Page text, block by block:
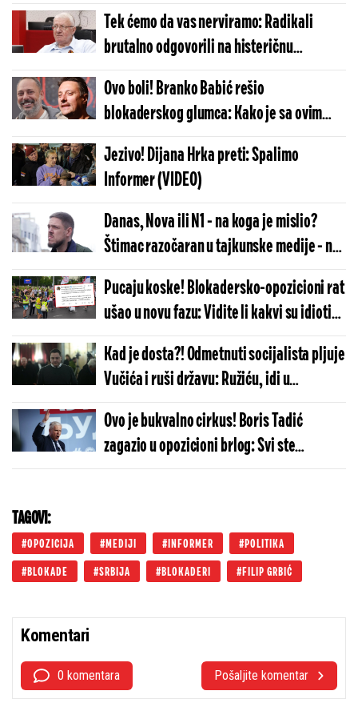
čoveku maramicu (VIDEO)
Tek ćemo da vas nerviramo: Radikali
brutalno odgovorili na histeričnu
kampanju N1 (VIDEO)
Ovo boli! Branko Babić rešio
blokaderskog glumca: Kako je sa ovim
mozgom uspeo da završi osnovnu školu
(VIDEO)
Jezivo! Dijana Hrka preti: Spalimo
Informer (VIDEO)
Danas, Nova ili N1 - na koga je mislio?
Štimac razočaran u tajkunske medije - ne
ulivaju mu poverenje
Pucaju koske! Blokadersko-opozicioni rat
ušao u novu fazu: Vidite li kakvi su idioti
na listi?!
Kad je dosta?! Odmetnuti socijalista pljuje
Vučića i ruši državu: Ružiću, idi u
opoziciju!
Ovo je bukvalno cirkus! Boris Tadić
zagazio u opozicioni brlog: Svi ste
amateri!
TAGOVI:
OPOZICIJA MEDIJI INFORMER POLITIKA
BLOKADE SRBIJA BLOKADERI FILIP GRBIĆ
Komentari
0 komentara Pošaljite komentar